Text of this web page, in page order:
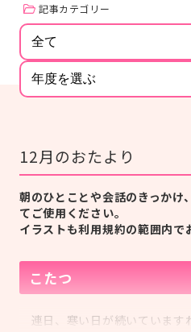
管理者用メニュー
個人情報保護方針
12月のおたより
朝のひとことや会話のきっかけ
てご使用ください。
イラストも利用規約の範囲内で
こたつ
連日、寒い日が続いています
記事カテゴリー
全て
年度を選ぶ